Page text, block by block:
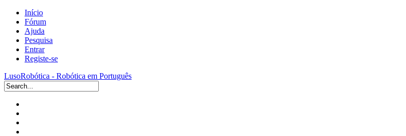
Início
Fórum
Ajuda
Pesquisa
Entrar
Registe-se
LusoRobótica - Robótica em Português